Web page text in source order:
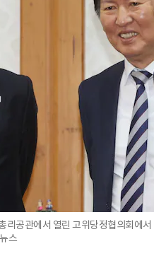
리공관에서 열린 고위당정협의회에
스